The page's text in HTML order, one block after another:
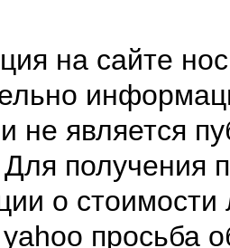
на сайте
не является
получения
о стоимости
просьба